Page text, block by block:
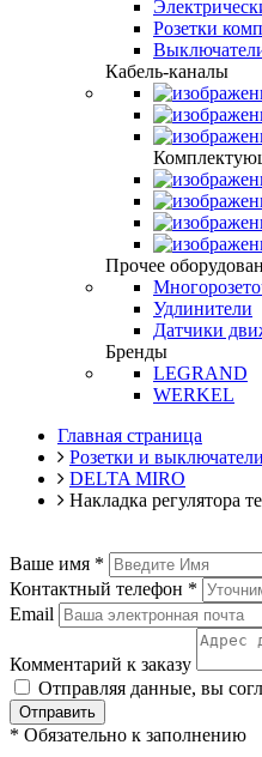
Розетки
Кабель-каналы
Прочее
Удлинители
Датчики
Бренды
LEGRAND
WERKEL
Главная страница
Розетки и выключатели
DELTA MIRO
Накладка регулятора
Ваше имя *
Контактный телефон *
Email
Комментарий к заказу
Отправляя данные, вы
Отправить
* Обязательно к заполнению